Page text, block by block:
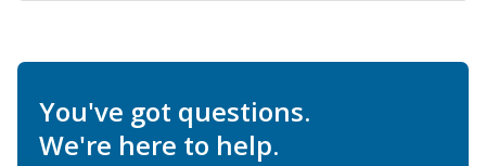
You've got questions.
We're here to help.